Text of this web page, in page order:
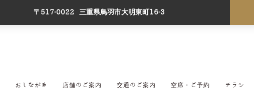
〒517-0022 三重県鳥羽市大明東町16-3
おしながき 店舗のご案内 交通のご案内 空席・ご予約 チラシ